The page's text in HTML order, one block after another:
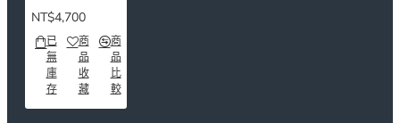
NT$4,700
已
無
庫
存
商
品
收
藏
商
品
比
較